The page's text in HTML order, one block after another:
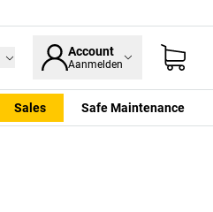
Account
Aanmelden
Sales Safe Maintenance